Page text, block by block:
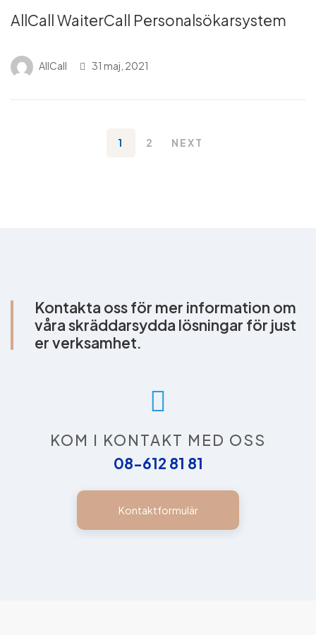
AllCall WaiterCall Personalsökarsystem
AllCall 31 maj, 2021
1 2 NEXT
Kontakta oss för mer information om
våra skräddarsydda lösningar för just
er verksamhet.
KOM I KONTAKT MED OSS
08-612 81 81
Kontaktformulär